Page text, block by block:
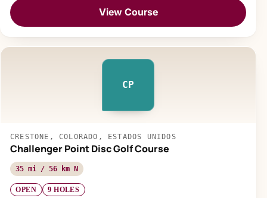
View Course
CP
CRESTONE, COLORADO, ESTADOS UNIDOS
Challenger Point Disc Golf Course
35 mi / 56 km N
OPEN 9 HOLES